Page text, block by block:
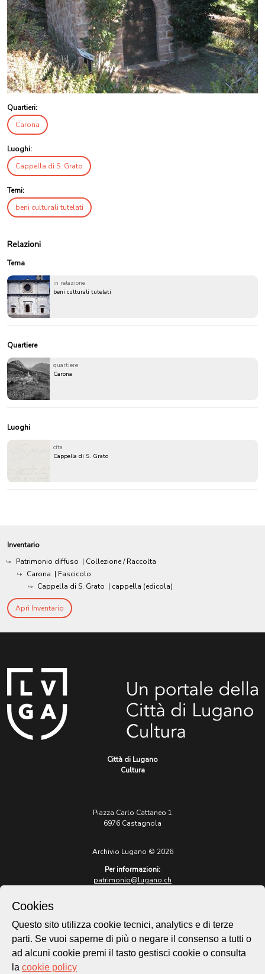
Quartieri:
Carona
Luoghi:
Cappella di S. Grato
Temi:
beni culturali tutelati
Relazioni
Tema
in relazione
beni culturali tutelati
Quartiere
quartiere
Carona
Luoghi
cita
Cappella di S. Grato
Inventario
Patrimonio diffuso | Collezione / Raccolta
Carona | Fascicolo
Cappella di S. Grato | cappella (edicola)
Apri Inventario
Città di Lugano
Cultura
Piazza Carlo Cattaneo 1
6976 Castagnola
Archivio Lugano © 2026
Per informazioni:
patrimonio@lugano.ch
lugano.ch
Cookie policy
Cookies
Questo sito utilizza cookie tecnici, analytics e di terze
parti. Se vuoi saperne di più o negare il consenso a tutti o
ad alcuni cookie premi il tasto gestisci cookie o consulta
la cookie policy